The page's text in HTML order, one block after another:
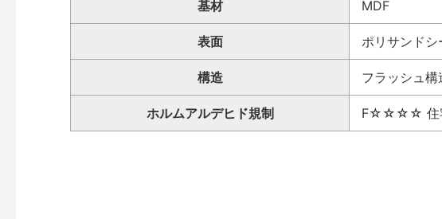
基材 MDF
表面 ポリサンドシ
構造 フラッシュ構
ホルムアルデヒド規制 F☆☆☆☆ 住宅